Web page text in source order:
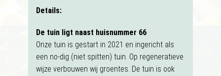
Details:
De tuin ligt naast huisnummer 66
Onze tuin is gestart in 2021 en ingericht als
een no-dig (niet spitten) tuin. Op regeneratieve
wijze verbouwen wij groentes. De tuin is ook